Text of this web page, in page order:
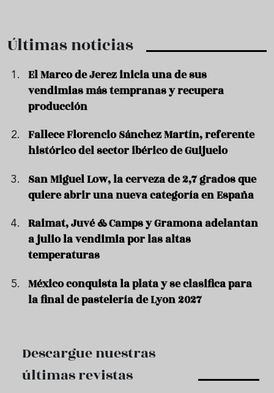
Últimas noticias
El Marco de Jerez inicia una de sus
vendimias más tempranas y recupera
producción
Fallece Florencio Sánchez Martín, referente
histórico del sector ibérico de Guijuelo
San Miguel Low, la cerveza de 2,7 grados que
quiere abrir una nueva categoría en España
Raimat, Juvé & Camps y Gramona adelantan
a julio la vendimia por las altas
temperaturas
México conquista la plata y se clasifica para
la final de pastelería de Lyon 2027
Descargue nuestras
últimas revistas